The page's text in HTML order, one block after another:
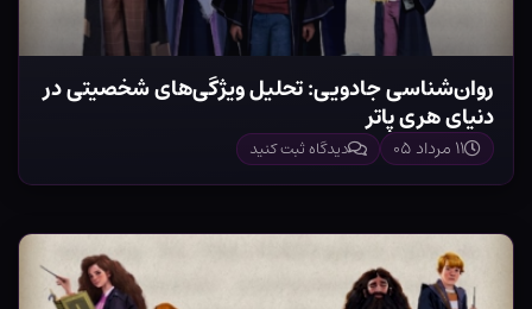
روان‌شناسی جادویی: تحلیل ویژگی‌های شخصیتی در
دنیای هری پاتر
۱۱ مرداد ۰۵ دیدگاه ثبت کنید